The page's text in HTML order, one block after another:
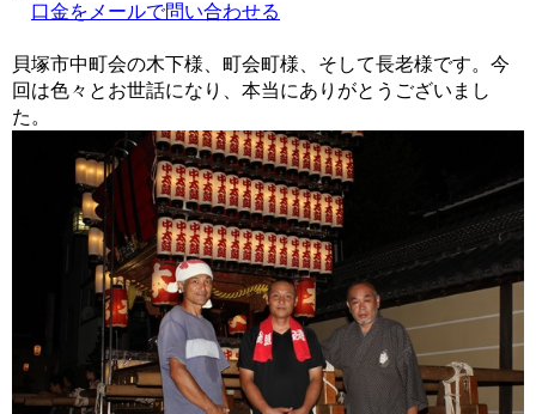
口金をメールで問い合わせる
貝塚市中町会の木下様、町会町様、そして長老様です。今
回は色々とお世話になり、本当にありがとうございまし
た。